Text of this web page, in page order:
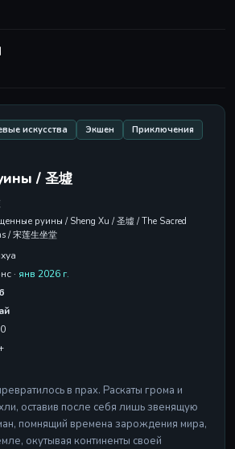
искусства Экшен
Приключения
/ 圣墟
руины / Sheng Xu / 圣墟 / The Sacred
/ 宋莲生坐堂
· янв 2026 г.
в прах. Раскаты грома и
оставив после себя лишь звенящую
помнящий времена зарождения мира,
окутывая континенты своей